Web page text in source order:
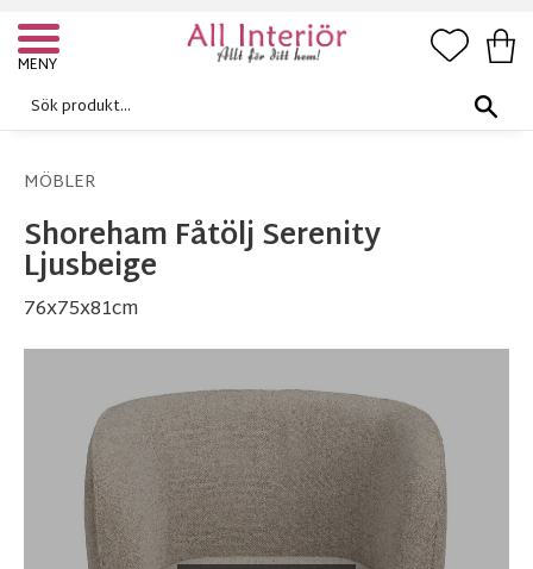
Meny
MÖBLER
Shoreham Fåtölj Serenity
Ljusbeige
76x75x81cm